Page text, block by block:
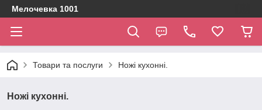
Мелочевка 1001
Товари та послуги Ножі кухонні.
Ножі кухонні.